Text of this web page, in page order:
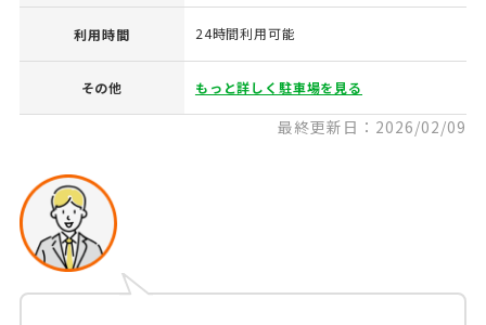
利用時間 24時間利用可能
その他 もっと詳しく駐車場を見る
最終更新日：2026/02/09